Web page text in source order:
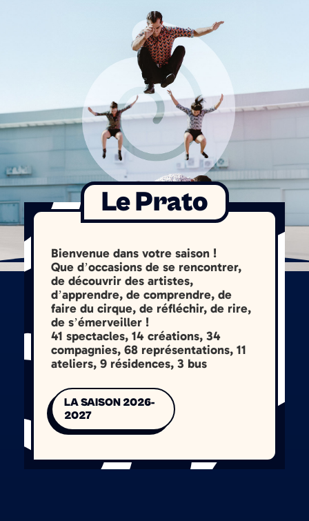
Le Prato
Bienvenue dans votre saison !
Que d’occasions de se rencontrer,
de découvrir des artistes,
d’apprendre, de comprendre, de
faire du cirque, de réfléchir, de rire,
de s’émerveiller !
41 spectacles, 14 créations, 34
compagnies, 68 représentations, 11
ateliers, 9 résidences, 3 bus
LA SAISON 2026-
2027